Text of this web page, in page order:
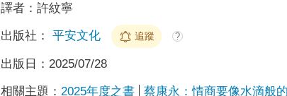
譯者：許紋寧
出版社： 平安文化 追蹤 ?
出版日： 2025/07/28
相關主題： 2025年度之書 蔡康永：情商要像水滴般